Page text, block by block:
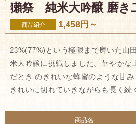
獺祭 純米大吟醸 磨き
商品紹介 1,458円～
23%(77%)という極限まで磨いた山
米大吟醸に挑戦しました。華やかな
だとき のきれいな蜂蜜のような甘
きれいに切れていきながらも長く続
商品名